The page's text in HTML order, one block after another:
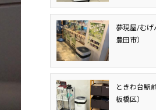
夢現屋/むげ
豊田市）
ときわ台駅
板橋区）